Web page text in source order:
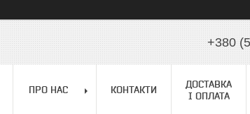
+380
ПРО НАС КОНТАКТИ
ДОСТАВКА
І ОПЛАТА